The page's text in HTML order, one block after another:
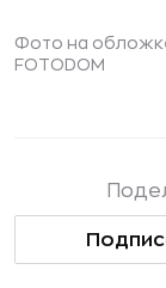
Фото на
FOTODOM